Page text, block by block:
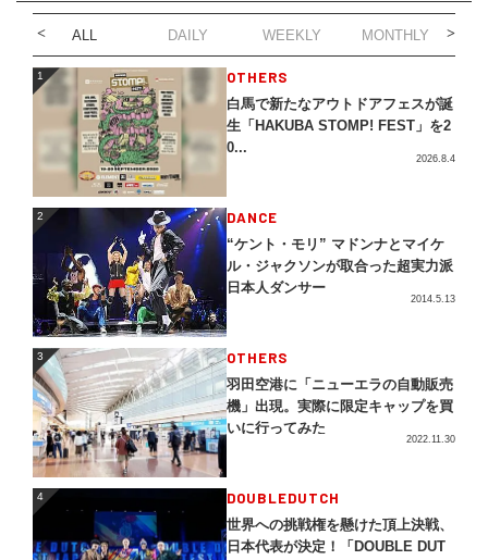
ALL DAILY WEEKLY MONTHLY
1 OTHERS
白馬で新たなアウトドアフェスが誕
生「HAKUBA STOMP! FEST」を2
0...
2026.8.4
2 DANCE
“ケント・モリ” マドンナとマイケ
ル・ジャクソンが取合った超実力派
日本人ダンサー
2014.5.13
3 OTHERS
羽田空港に「ニューエラの自動販売
機」出現。実際に限定キャップを買
いに行ってみた
2022.11.30
4 DOUBLEDUTCH
世界への挑戦権を懸けた頂上決戦、
日本代表が決定！「DOUBLE DUT